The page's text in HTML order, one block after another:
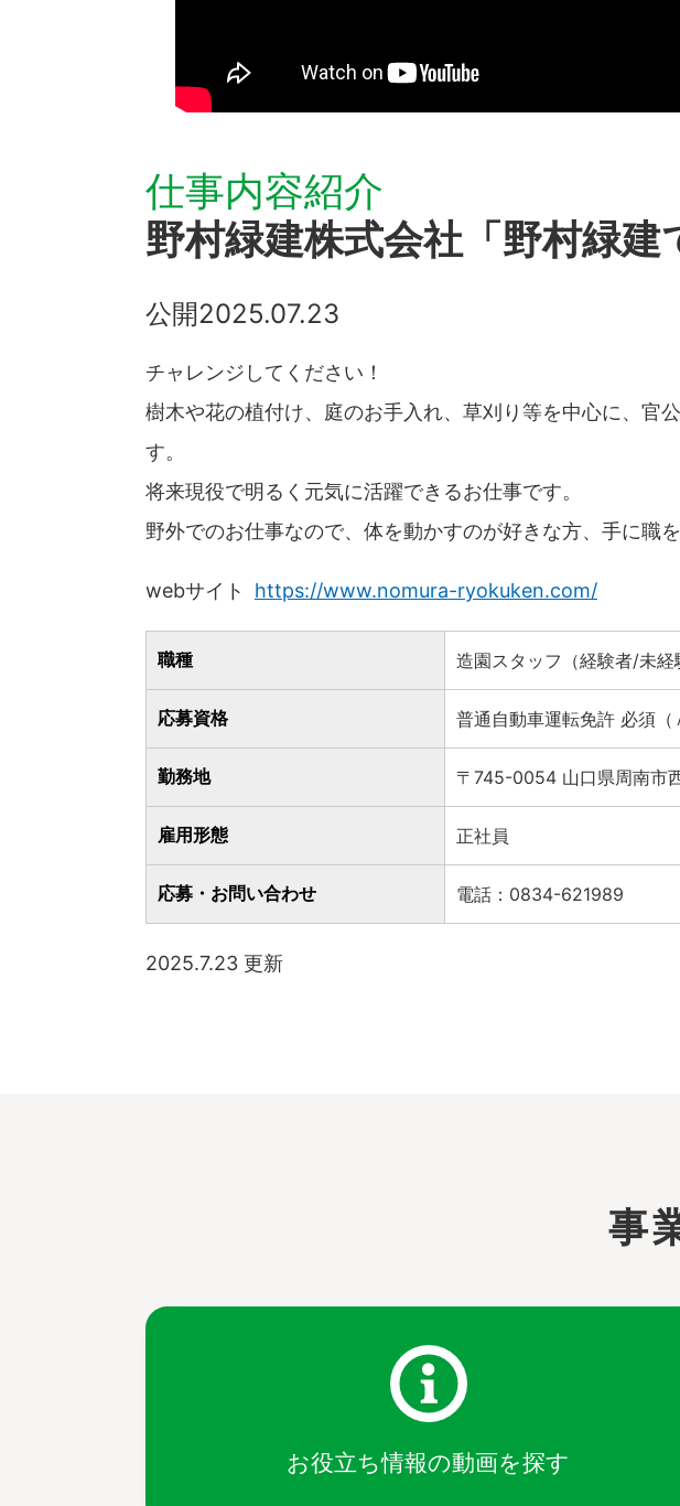
仕事内容紹介
野村緑建株式会社「野村緑
公開2025.07.23
チャレンジしてください！
樹木や花の植付け、庭のお手入れ、草刈り等を中心に、官
す。
将来現役で明るく元気に活躍できるお仕事です。
野外でのお仕事なので、体を動かすのが好きな方、手に職
webサイト https://www.nomura-ryokuken.com/
職種 造園スタッフ（経験者/未経
応募資格 普通自動車運転免許 必須（
勤務地 〒745-0054 山口県周南市
雇用形態 正社員
応募・お問い合わせ 電話：0834-621989
2025.7.23 更新
事
お役立ち情報の動画を探す